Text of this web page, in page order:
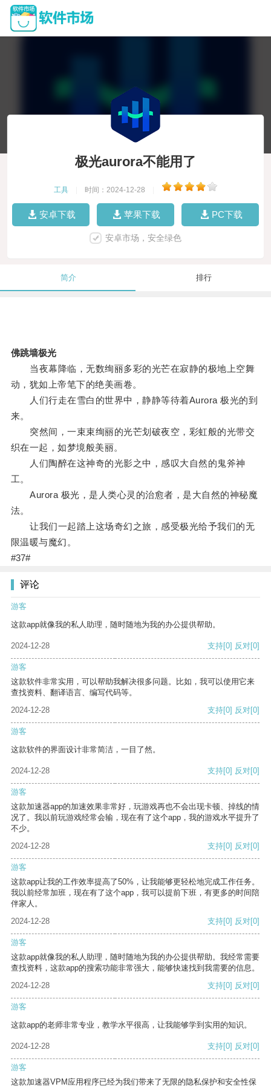
极光aurora不能用了
工具 时间：2024-12-28
安卓下载 苹果下载 PC下载
安卓市场，安全绿色
简介 排行
佛跳墙极光
当夜幕降临，无数绚丽多彩的光芒在寂静的极地上空舞
动，犹如上帝笔下的绝美画卷。
人们行走在雪白的世界中，静静等待着Aurora 极光的到
来。
突然间，一束束绚丽的光芒划破夜空，彩虹般的光带交
织在一起，如梦境般美丽。
人们陶醉在这神奇的光影之中，感叹大自然的鬼斧神
工。
Aurora 极光，是人类心灵的治愈者，是大自然的神秘魔
法。
让我们一起踏上这场奇幻之旅，感受极光给予我们的无
限温暖与魔幻。
#37#
评论
游客
这款app就像我的私人助理，随时随地为我的办公提供帮助。
2024-12-28 支持[0] 反对[0]
游客
这款软件非常实用，可以帮助我解决很多问题。比如，我可以使用它来
查找资料、翻译语言、编写代码等。
2024-12-28
支持[0] 反对[0]
游客
这款软件的界面设计非常简洁，一目了然。
2024-12-28 支持[0] 反对[0]
游客
这款加速器app的加速效果非常好，玩游戏再也不会出现卡顿、掉线的情
况了。我以前玩游戏经常会输，现在有了这个app，我的游戏水平提升了
不少。
2024-12-28
支持[0] 反对[0]
游客
这款app让我的工作效率提高了50%，让我能够更轻松地完成工作任务。
我以前经常加班，现在有了这个app，我可以提前下班，有更多的时间陪
伴家人。
2024-12-28
支持[0] 反对[0]
游客
这款app就像我的私人助理，随时随地为我的办公提供帮助。我经常需要
查找资料，这款app的搜索功能非常强大，能够快速找到我需要的信息。
2024-12-28
支持[0] 反对[0]
游客
这款app的老师非常专业，教学水平很高，让我能够学到实用的知识。
2024-12-28 支持[0] 反对[0]
游客
这款加速器VPM应用程序已经为我们带来了无限的隐私保护和安全性保